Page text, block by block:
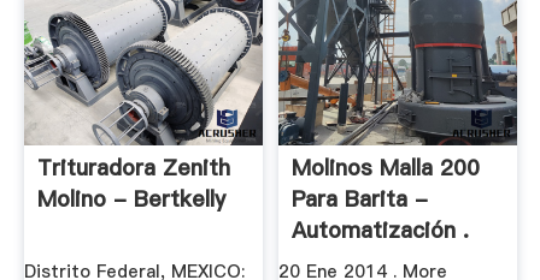
Trituradora Zenith
Molino - Bertkelly
Distrito Federal, MEXICO:
Molinos Malla 200
Para Barita -
Automatización .
20 Ene 2014 . More